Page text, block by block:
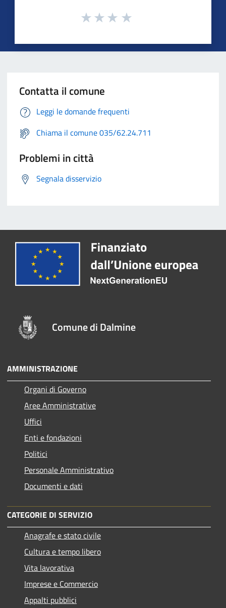
Contatta il comune
Leggi le domande frequenti
Chiama il comune 035/62.24.711
Problemi in città
Segnala disservizio
Comune di Dalmine
AMMINISTRAZIONE
Organi di Governo
Aree Amministrative
Uffici
Enti e fondazioni
Politici
Personale Amministrativo
Documenti e dati
CATEGORIE DI SERVIZIO
Anagrafe e stato civile
Cultura e tempo libero
Vita lavorativa
Imprese e Commercio
Appalti pubblici